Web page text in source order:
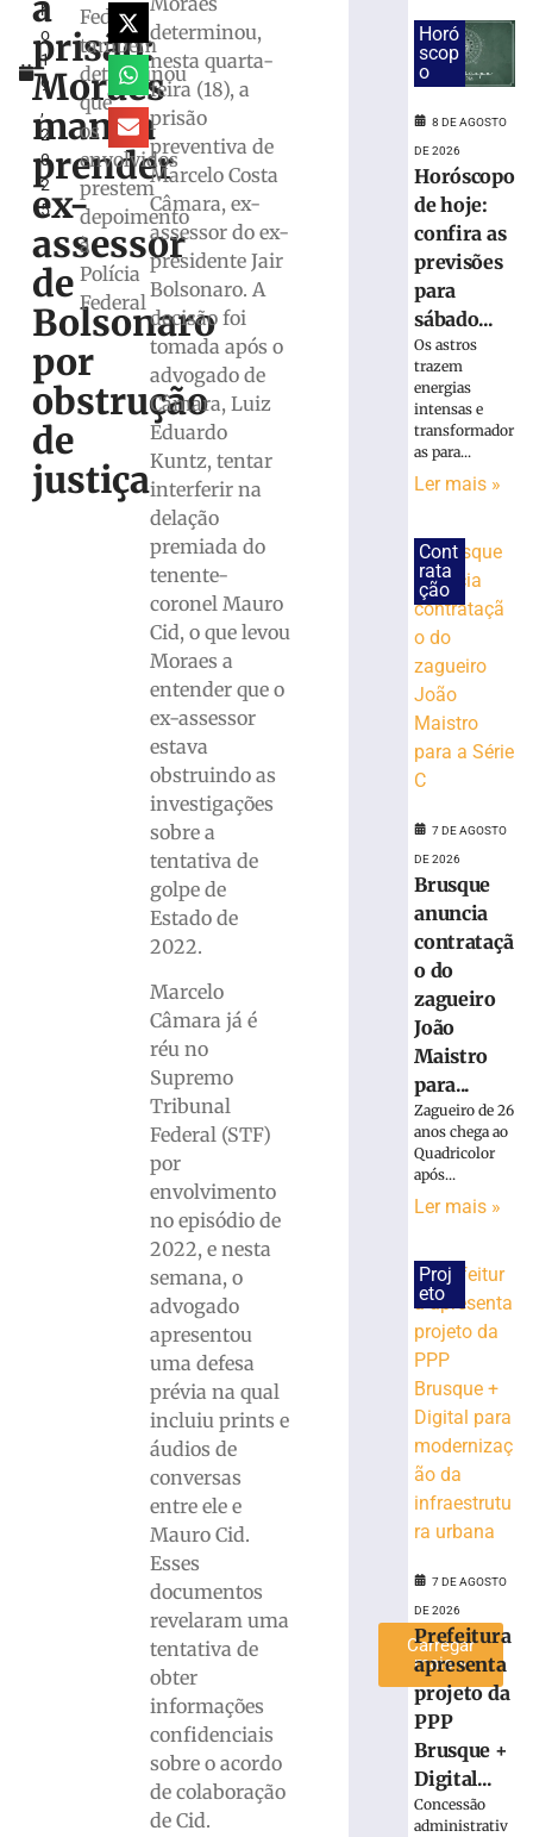
h
o
1
9
,
2
0
2
5
prisão:
Moraes
manda
prender
ex-
assessor
de
Bolsonaro
por
obstrução
de
justiça
Federal
também
determinou
que
os
envolvidos
prestem
depoimento
à
Polícia
Federal
determinou,
nesta quarta-
feira (18), a
prisão
preventiva de
Marcelo Costa
Câmara, ex-
assessor do ex-
presidente Jair
Bolsonaro. A
decisão foi
tomada após o
advogado de
Câmara, Luiz
Eduardo
Kuntz, tentar
interferir na
delação
premiada do
tenente-
coronel Mauro
Cid, o que levou
Moraes a
entender que o
ex-assessor
estava
obstruindo as
investigações
sobre a
tentativa de
golpe de
Estado de
2022.
Marcelo
Câmara já é
réu no
Supremo
Tribunal
Federal (STF)
por
envolvimento
no episódio de
2022, e nesta
semana, o
advogado
apresentou
uma defesa
prévia na qual
incluiu prints e
áudios de
conversas
entre ele e
Mauro Cid.
Esses
documentos
revelaram uma
tentativa de
obter
informações
confidenciais
sobre o acordo
de colaboração
de Cid.
Marco
Buzzi
pede
perda
cargo
por
infrações
disciplinares
agosto
mais
PRD
candidaturas
Jucineia
Ribeiro
Eckart
Deputada
Estadual
Vagner
Tebalde
Deputado
Federal
mais
Rede
define
dois
candidatos
Brusque
para
disputar
vaga
Alesc
agosto
Carregar
mais »
Horó
scop
o
8 DE AGOSTO
DE 2026
Horóscopo
de hoje:
confira as
previsões
para
sábado...
Os astros
trazem
energias
intensas e
transformador
as para...
Ler mais »
Cont
rata
ção
7 DE AGOSTO
DE 2026
Brusque
anuncia
contrataçã
o do
zagueiro
João
Maistro
para...
Zagueiro de 26
anos chega ao
Quadricolor
após...
Ler mais »
Proj
eto
7 DE AGOSTO
DE 2026
Prefeitura
apresenta
projeto da
PPP
Brusque +
Digital...
Concessão
administrativ